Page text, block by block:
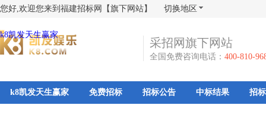
您好,欢迎您来到福建招标网【旗下网站】 切换地区
k8凯发天生赢家
采招网旗下网站
全国免费咨询电话： 400-810-
k8凯发天生赢家 免费招标 招标公告 中标结果 招